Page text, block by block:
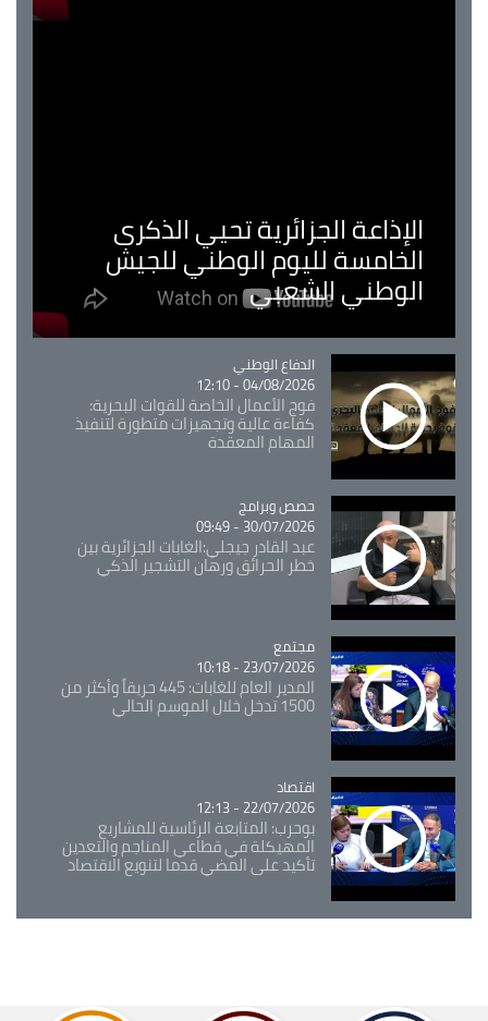
الإذاعة الجزائرية تحيي الذكرى
الخامسة لليوم الوطني للجيش
الوطني الشعبي
Catégorie
الدفاع الوطني
04/08/2026 - 12:10
فوج الأعمال الخاصة للقوات البحرية:
كفاءة عالية وتجهيزات متطورة لتنفيذ
المهام المعقدة
Catégorie
حصص وبرامج
30/07/2026 - 09:49
عبد القادر جيجلي:الغابات الجزائرية بين
خطر الحرائق ورهان التشجير الذكي
Catégorie
مجتمع
23/07/2026 - 10:18
المدير العام للغابات: 445 حريقاً وأكثر من
1500 تدخل خلال الموسم الحالي
Catégorie
اقتصاد
22/07/2026 - 12:13
بوحرب: المتابعة الرئاسية للمشاريع
المهيكلة في قطاعي المناجم والتعدين
تأكيد على المضي قدما لتنويع الاقتصاد